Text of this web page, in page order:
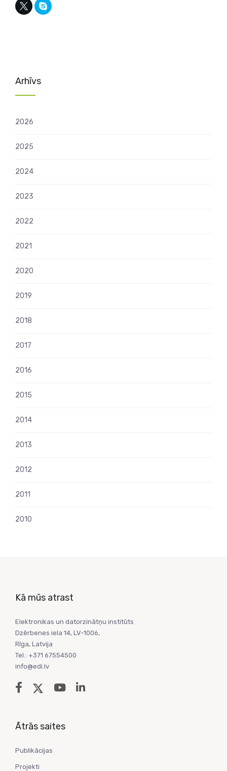
Arhīvs
2026
2025
2024
2023
2022
2021
2020
2019
2018
2017
2016
2015
2014
2013
2012
2011
2010
Kā mūs atrast
Elektronikas un datorzinātņu institūts
Dzērbenes iela 14, LV-1006,
Rīga, Latvija
Tel.: +371 67554500
info@edi.lv
Ātrās saites
Publikācijas
Projekti